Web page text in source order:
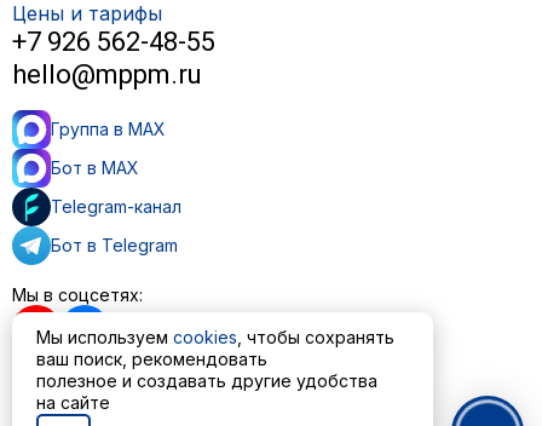
Цены и тарифы
+7 926 562-48-55
hello@mppm.ru
Группа в MAX
Бот в MAX
Telegram-канал
Бот в Telegram
Мы в соцсетях:
Пользовательское соглашение
Мы используем cookies , чтобы сохранять
ваш поиск, рекомендовать
полезное и создавать другие удобства
на сайте